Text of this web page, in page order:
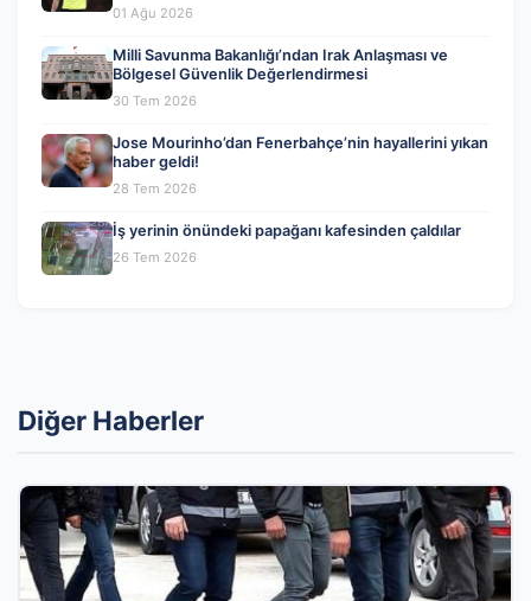
01 Ağu 2026
Milli Savunma Bakanlığı’ndan Irak Anlaşması ve
Bölgesel Güvenlik Değerlendirmesi
30 Tem 2026
Jose Mourinho’dan Fenerbahçe’nin hayallerini yıkan
haber geldi!
28 Tem 2026
İş yerinin önündeki papağanı kafesinden çaldılar
26 Tem 2026
Diğer Haberler